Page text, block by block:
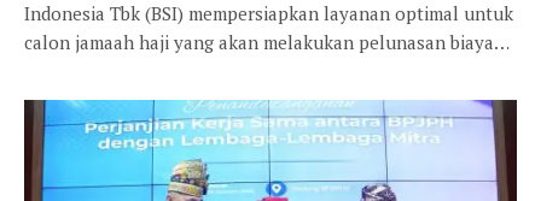
Indonesia Tbk (BSI) mempersiapkan layanan optimal untuk
calon jamaah haji yang akan melakukan pelunasan biaya…